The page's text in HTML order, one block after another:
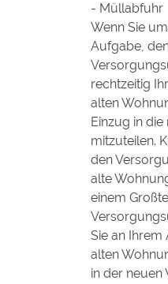
- Müllabfuhr
Wenn Sie
Aufgabe,
rechtzeitig
alten
Einzug in
mitzuteilen.
den
alte
einem
Sie an
alten
in der neuen